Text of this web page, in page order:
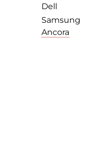
Dell
Samsung
Ancora